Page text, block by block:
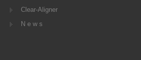
Clear-Aligner
N e w s